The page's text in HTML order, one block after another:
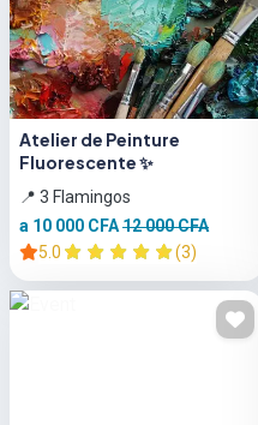
Atelier de Peinture
Fluorescente ✨
📍 3 Flamingos
a 10 000 CFA12 000 CFA
5.0
(3)